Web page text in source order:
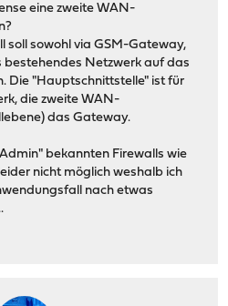
eine zweite WAN-
soll sowohl via GSM-Gateway,
bestehendes Netzwerk auf das
Die "Hauptschnittstelle" ist für
die zweite WAN-
das Gateway.
bekannten Firewalls wie
nicht möglich weshalb ich
nach etwas